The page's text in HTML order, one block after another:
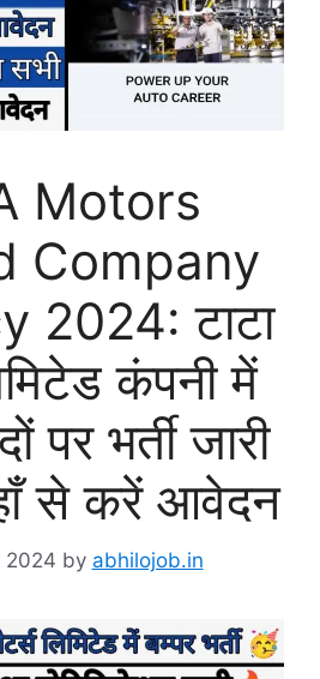
Motors
Company
2024: टाटा
कंपनी में
पर भर्ती जारी
से करें आवेदन
2024 by abhilojob.in